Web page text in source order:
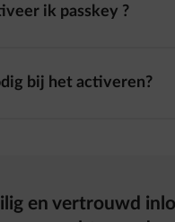
ik passkey ?
bij het activeren?
en vertrouwd